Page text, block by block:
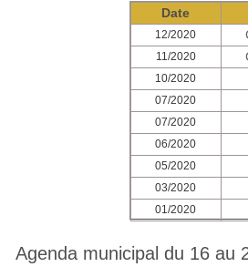
Date
12/2020
11/2020
10/2020
07/2020
07/2020
06/2020
05/2020
03/2020
01/2020
Agenda municipal du 16 au